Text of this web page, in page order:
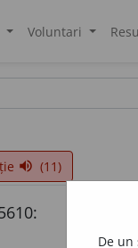
Voluntari
volume_up (11)
De